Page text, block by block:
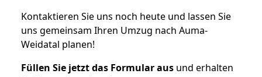
Kontaktieren Sie uns noch heute und lassen Sie
uns gemeinsam Ihren Umzug nach Auma-
Weidatal planen!
Füllen Sie jetzt das Formular aus und erhalten